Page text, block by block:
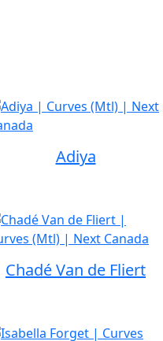
Adiya
Chadé Van de Fliert